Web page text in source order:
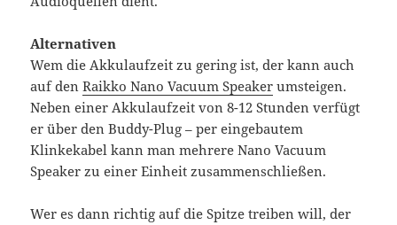
Alternativen
Wem die Akkulaufzeit zu gering ist, der kann auch
auf denRaikko Nano Vacuum Speaker umsteigen.
Neben einer Akkulaufzeit von 8-12 Stunden verfügt
er über den Buddy-Plug – per eingebautem
Klinkekabel kann man mehrere Nano Vacuum
Speaker zu einer Einheit zusammenschließen.
Wer es dann richtig auf die Spitze treiben will, der